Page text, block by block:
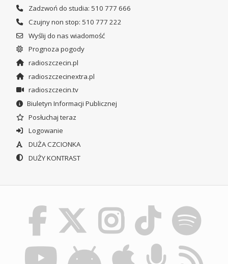
Zadzwoń do studia: 510 777 666
Czujny non stop: 510 777 222
Wyślij do nas wiadomość
Prognoza pogody
radioszczecin.pl
radioszczecinextra.pl
radioszczecin.tv
Biuletyn Informacji Publicznej
Posłuchaj teraz
Logowanie
DUŻA CZCIONKA
DUŻY KONTRAST